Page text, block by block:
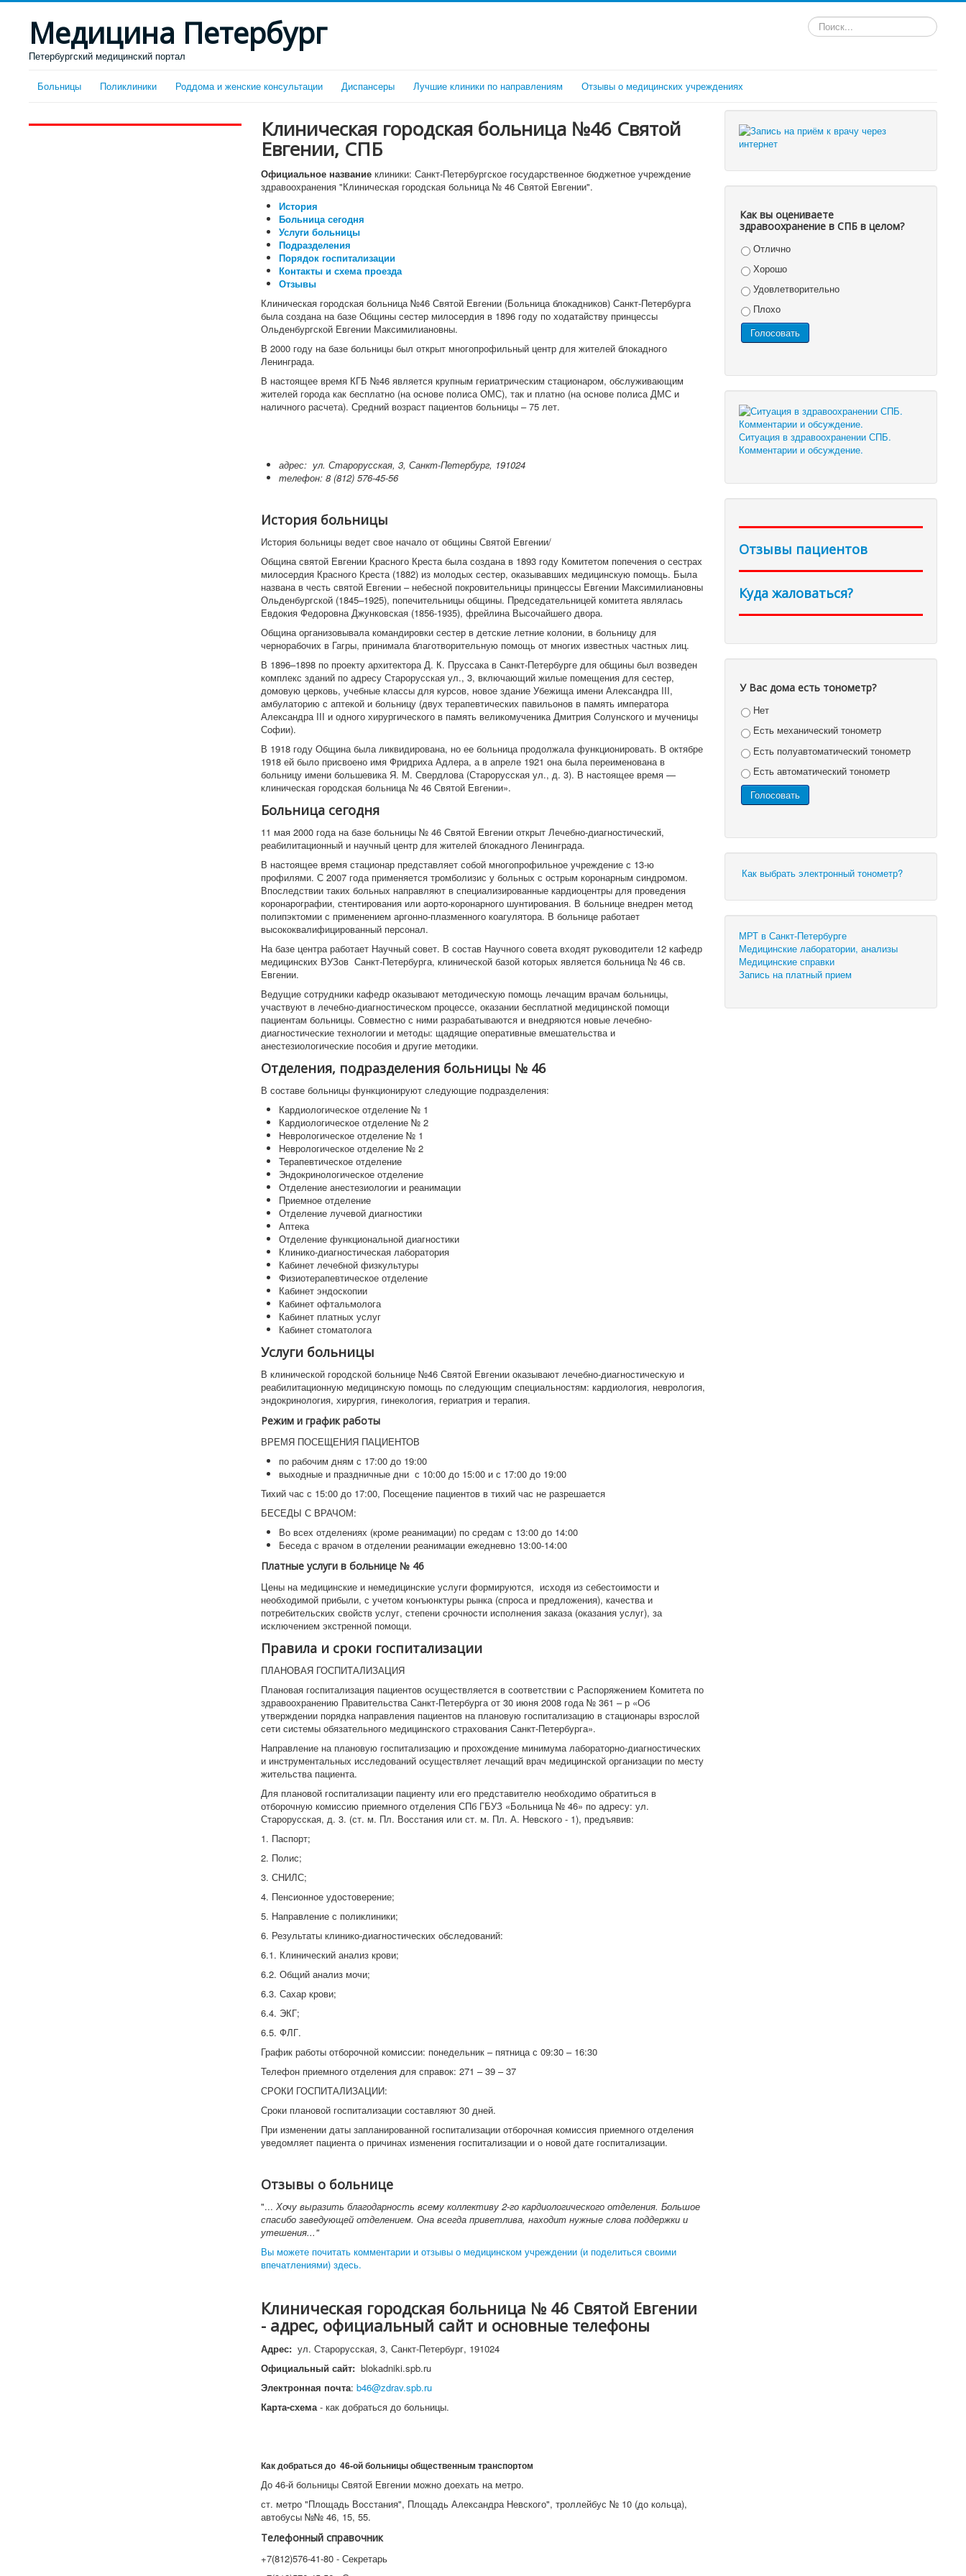
Медицина Петербург
Петербургский медицинский портал
Искать...
Больницы Поликлиники Роддома и женские консультации Диспансеры Лучшие клиники по направлениям Отзывы о медицинских учреждениях
Клиническая городская больница №46 Святой
Евгении, СПБ
Официальное названиеклиники: Санкт-Петербургское государственное бюджетное учреждение
здравоохранения "Клиническая городская больница № 46 Святой Евгении".
История
Больница сегодня
Услуги больницы
Подразделения
Порядок госпитализации
Контакты и схема проезда
Отзывы
Клиническая городская больница №46 Святой Евгении (Больница блокадников) Санкт-Петербурга
была создана на базе Общины сестер милосердия в 1896 году по ходатайству принцессы
Ольденбургской Евгении Максимилиановны.
В 2000 году на базе больницы был открыт многопрофильный центр для жителей блокадного
Ленинграда.
В настоящее время КГБ №46 является крупным гериатрическим стационаром, обслуживающим
жителей города как бесплатно (на основе полиса ОМС), так и платно (на основе полиса ДМС и
наличного расчета). Средний возраст пациентов больницы – 75 лет.
адрес: ул. Старорусская, 3, Санкт-Петербург, 191024
телефон: 8 (812) 576-45-56
История больницы
История больницы ведет свое начало от общины Святой Евгении/
Община святой Евгении Красного Креста была создана в 1893 году Комитетом попечения о сестрах
милосердия Красного Креста (1882) из молодых сестер, оказывавших медицинскую помощь. Была
названа в честь святой Евгении – небесной покровительницы принцессы Евгении Максимилиановны
Ольденбургской (1845–1925), попечительницы общины. Председательницей комитета являлась
Евдокия Федоровна Джунковская (1856-1935), фрейлина Высочайшего двора.
Община организовывала командировки сестер в детские летние колонии, в больницу для
чернорабочих в Гагры, принимала благотворительную помощь от многих известных частных лиц.
В 1896–1898 по проекту архитектора Д. К. Пруссака в Санкт-Петербурге для общины был возведен
комплекс зданий по адресу Старорусская ул., 3, включающий жилые помещения для сестер,
домовую церковь, учебные классы для курсов, новое здание Убежища имени Александра III,
амбулаторию с аптекой и больницу (двух терапевтических павильонов в память императора
Александра III и одного хирургического в память великомученика Дмитрия Солунского и мученицы
Софии).
В 1918 году Община была ликвидирована, но ее больница продолжала функционировать. В октябре
1918 ей было присвоено имя Фридриха Адлера, а в апреле 1921 она была переименована в
больницу имени большевика Я. М. Свердлова (Старорусская ул., д. 3). В настоящее время —
клиническая городская больница № 46 Святой Евгении».
Больница сегодня
11 мая 2000 года на базе больницы № 46 Святой Евгении открыт Лечебно-диагностический,
реабилитационный и научный центр для жителей блокадного Ленинграда.
В настоящее время стационар представляет собой многопрофильное учреждение с 13-ю
профилями. С 2007 года применяется тромболизис у больных с острым коронарным синдромом.
Впоследствии таких больных направляют в специализированные кардиоцентры для проведения
коронарографии, стентирования или аорто-коронарного шунтирования. В больнице внедрен метод
полипэктомии с применением аргонно-плазменного коагулятора. В больнице работает
высококвалифицированный персонал.
На базе центра работает Научный совет. В состав Научного совета входят руководители 12 кафедр
медицинских ВУЗов Санкт-Петербурга, клинической базой которых является больница № 46 св.
Евгении.
Ведущие сотрудники кафедр оказывают методическую помощь лечащим врачам больницы,
участвуют в лечебно-диагностическом процессе, оказании бесплатной медицинской помощи
пациентам больницы. Совместно с ними разрабатываются и внедряются новые лечебно-
диагностические технологии и методы: щадящие оперативные вмешательства и
анестезиологические пособия и другие методики.
Отделения, подразделения больницы № 46
В составе больницы функционируют следующие подразделения:
Кардиологическое отделение № 1
Кардиологическое отделение № 2
Неврологическое отделение № 1
Неврологическое отделение № 2
Терапевтическое отделение
Эндокринологическое отделение
Отделение анестезиологии и реанимации
Приемное отделение
Отделение лучевой диагностики
Аптека
Отделение функциональной диагностики
Клинико-диагностическая лаборатория
Кабинет лечебной физкультуры
Физиотерапевтическое отделение
Кабинет эндоскопии
Кабинет офтальмолога
Кабинет платных услуг
Кабинет стоматолога
Услуги больницы
В клинической городской больнице №46 Святой Евгении оказывают лечебно-диагностическую и
реабилитационную медицинскую помощь по следующим специальностям: кардиология, неврология,
эндокринология, хирургия, гинекология, гериатрия и терапия.
Режим и график работы
ВРЕМЯ ПОСЕЩЕНИЯ ПАЦИЕНТОВ
по рабочим дням с 17:00 до 19:00
выходные и праздничные дни с 10:00 до 15:00 и с 17:00 до 19:00
Тихий час с 15:00 до 17:00, Посещение пациентов в тихий час не разрешается
БЕСЕДЫ С ВРАЧОМ:
Во всех отделениях (кроме реанимации) по средам с 13:00 до 14:00
Беседа с врачом в отделении реанимации ежедневно 13:00-14:00
Платные услуги в больнице № 46
Цены на медицинские и немедицинские услуги формируются, исходя из себестоимости и
необходимой прибыли, с учетом конъюнктуры рынка (спроса и предложения), качества и
потребительских свойств услуг, степени срочности исполнения заказа (оказания услуг), за
исключением экстренной помощи.
Правила и сроки госпитализации
ПЛАНОВАЯ ГОСПИТАЛИЗАЦИЯ
Плановая госпитализация пациентов осуществляется в соответствии с Распоряжением Комитета по
здравоохранению Правительства Санкт-Петербурга от 30 июня 2008 года № 361 – р «Об
утверждении порядка направления пациентов на плановую госпитализацию в стационары взрослой
сети системы обязательного медицинского страхования Санкт-Петербурга».
Направление на плановую госпитализацию и прохождение минимума лабораторно-диагностических
и инструментальных исследований осуществляет лечащий врач медицинской организации по месту
жительства пациента.
Для плановой госпитализации пациенту или его представителю необходимо обратиться в
отборочную комиссию приемного отделения СПб ГБУЗ «Больница № 46» по адресу: ул.
Старорусская, д. 3. (ст. м. Пл. Восстания или ст. м. Пл. А. Невского - 1), предъявив:
1. Паспорт;
2. Полис;
3. СНИЛС;
4. Пенсионное удостоверение;
5. Направление с поликлиники;
6. Результаты клинико-диагностических обследований:
6.1. Клинический анализ крови;
6.2. Общий анализ мочи;
6.3. Сахар крови;
6.4. ЭКГ;
6.5. ФЛГ.
График работы отборочной комиссии: понедельник – пятница с 09:30 – 16:30
Телефон приемного отделения для справок: 271 – 39 – 37
СРОКИ ГОСПИТАЛИЗАЦИИ:
Сроки плановой госпитализации составляют 30 дней.
При изменении даты запланированной госпитализации отборочная комиссия приемного отделения
уведомляет пациента о причинах изменения госпитализации и о новой дате госпитализации.
Отзывы о больнице
"... Хочу выразить благодарность всему коллективу 2-го кардиологического отделения. Большое
спасибо заведующей отделением. Она всегда приветлива, находит нужные слова поддержки и
утешения..."
Вы можете почитать комментарии и отзывы о медицинском учреждении (и поделиться своими
впечатлениями) здесь.
Клиническая городская больница № 46 Святой Евгении
- адрес, официальный сайт и основные телефоны
Адрес: ул. Старорусская, 3, Санкт-Петербург, 191024
Официальный сайт: blokadniki.spb.ru
Электронная почта: b46@zdrav.spb.ru
Карта-схема- как добраться до больницы.
Как добраться до 46-ой больницы общественным транспортом
До 46-й больницы Святой Евгении можно доехать на метро.
ст. метро "Площадь Восстания", Площадь Александра Невского", троллейбус № 10 (до кольца),
автобусы №№ 46, 15, 55.
Телефонный справочник
+7(812)576-41-80 - Секретарь
Как вы оцениваете
здравоохранение в СПБ в целом?
Отлично
Хорошо
Удовлетворительно
Плохо
Ситуация в здравоохранении СПБ.
Комментарии и обсуждение.
Отзывы пациентов
Куда жаловаться?
У Вас дома есть тонометр?
Нет
Есть механический тонометр
Есть полуавтоматический тонометр
Есть автоматический тонометр
Как выбрать электронный тонометр?
МРТ в Санкт-Петербурге
Медицинские лаборатории, анализы
Медицинские справки
Запись на платный прием